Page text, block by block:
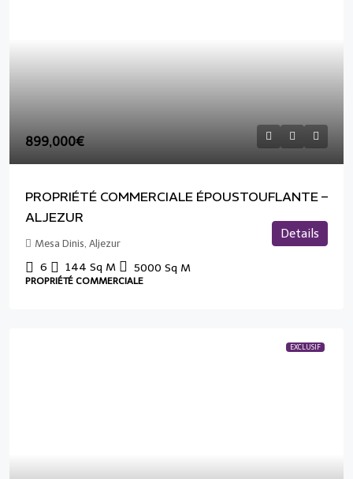
899,000€
PROPRIÉTÉ COMMERCIALE ÉPOUSTOUFLANTE –
ALJEZUR
Mesa Dinis, Aljezur
6 144 Sq M 5000 Sq M
PROPRIÉTÉ COMMERCIALE
Details
EXCLUSIF